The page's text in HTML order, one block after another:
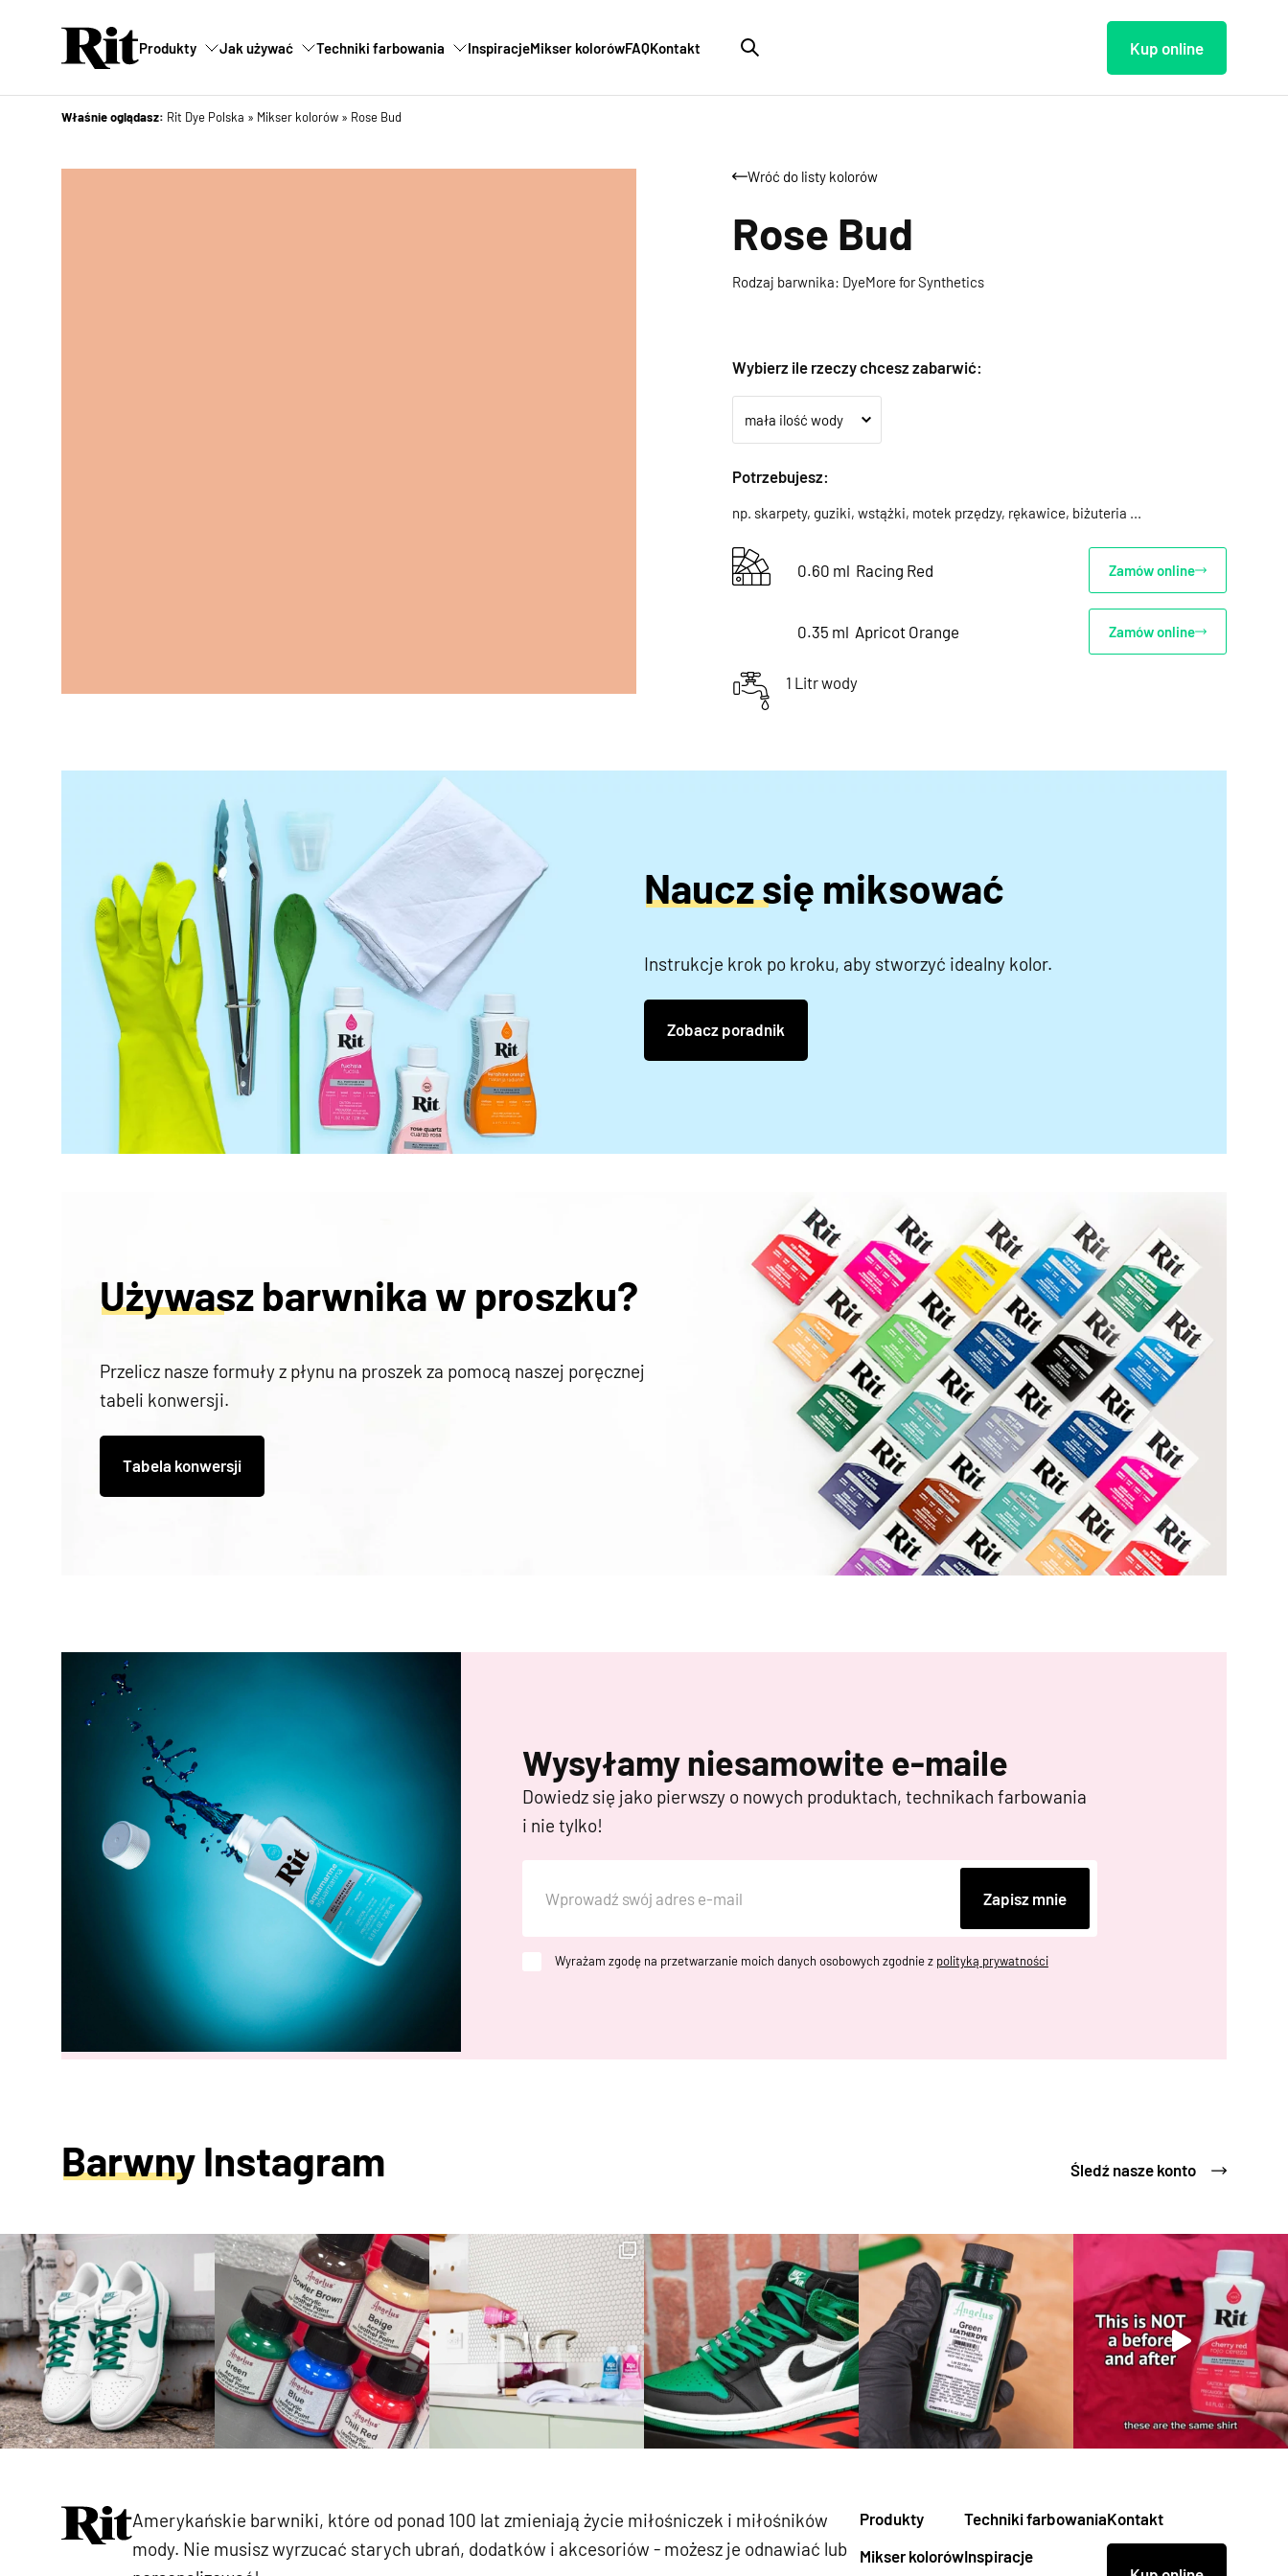
Produkty Jak używać Techniki farbowania InspiracjeMikser kolorówFAQKontakt Kup online
Właśnie oglądasz: Rit Dye Polska » Mikser kolorów » Rose Bud
Wróć do listy kolorów
Rose Bud
Rodzaj barwnika: DyeMore for Synthetics
Wybierz ile rzeczy chcesz zabarwić:
Potrzebujesz:
np. skarpety, guziki, wstążki, motek przędzy, rękawice, biżuteria ...
0.60 ml Racing Red Zamów online
0.35 ml Apricot Orange Zamów online
1 Litr wody
Naucz się miksować
Instrukcje krok po kroku, aby stworzyć idealny kolor.
Zobacz poradnik
Używasz barwnika w proszku?
Przelicz nasze formuły z płynu na proszek za pomocą naszej poręcznej
tabeli konwersji.
Tabela konwersji
Wysyłamy niesamowite e-maile
Dowiedz się jako pierwszy o nowych produktach, technikach farbowania
i nie tylko!
Zapisz mnie
Wyrażam zgodę na przetwarzanie moich danych osobowych zgodnie z polityką prywatności
Barwny Instagram Śledź nasze konto
Amerykańskie barwniki, które od ponad 100 lat zmieniają życie miłośniczek i miłośników
mody. Nie musisz wyrzucać starych ubrań, dodatków i akcesoriów - możesz je odnawiać lub
Produkty
Mikser kolorów
Techniki farbowania
Inspiracje
Kontakt